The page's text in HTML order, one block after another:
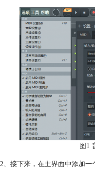
图1
2、接下来，在主界面中添加